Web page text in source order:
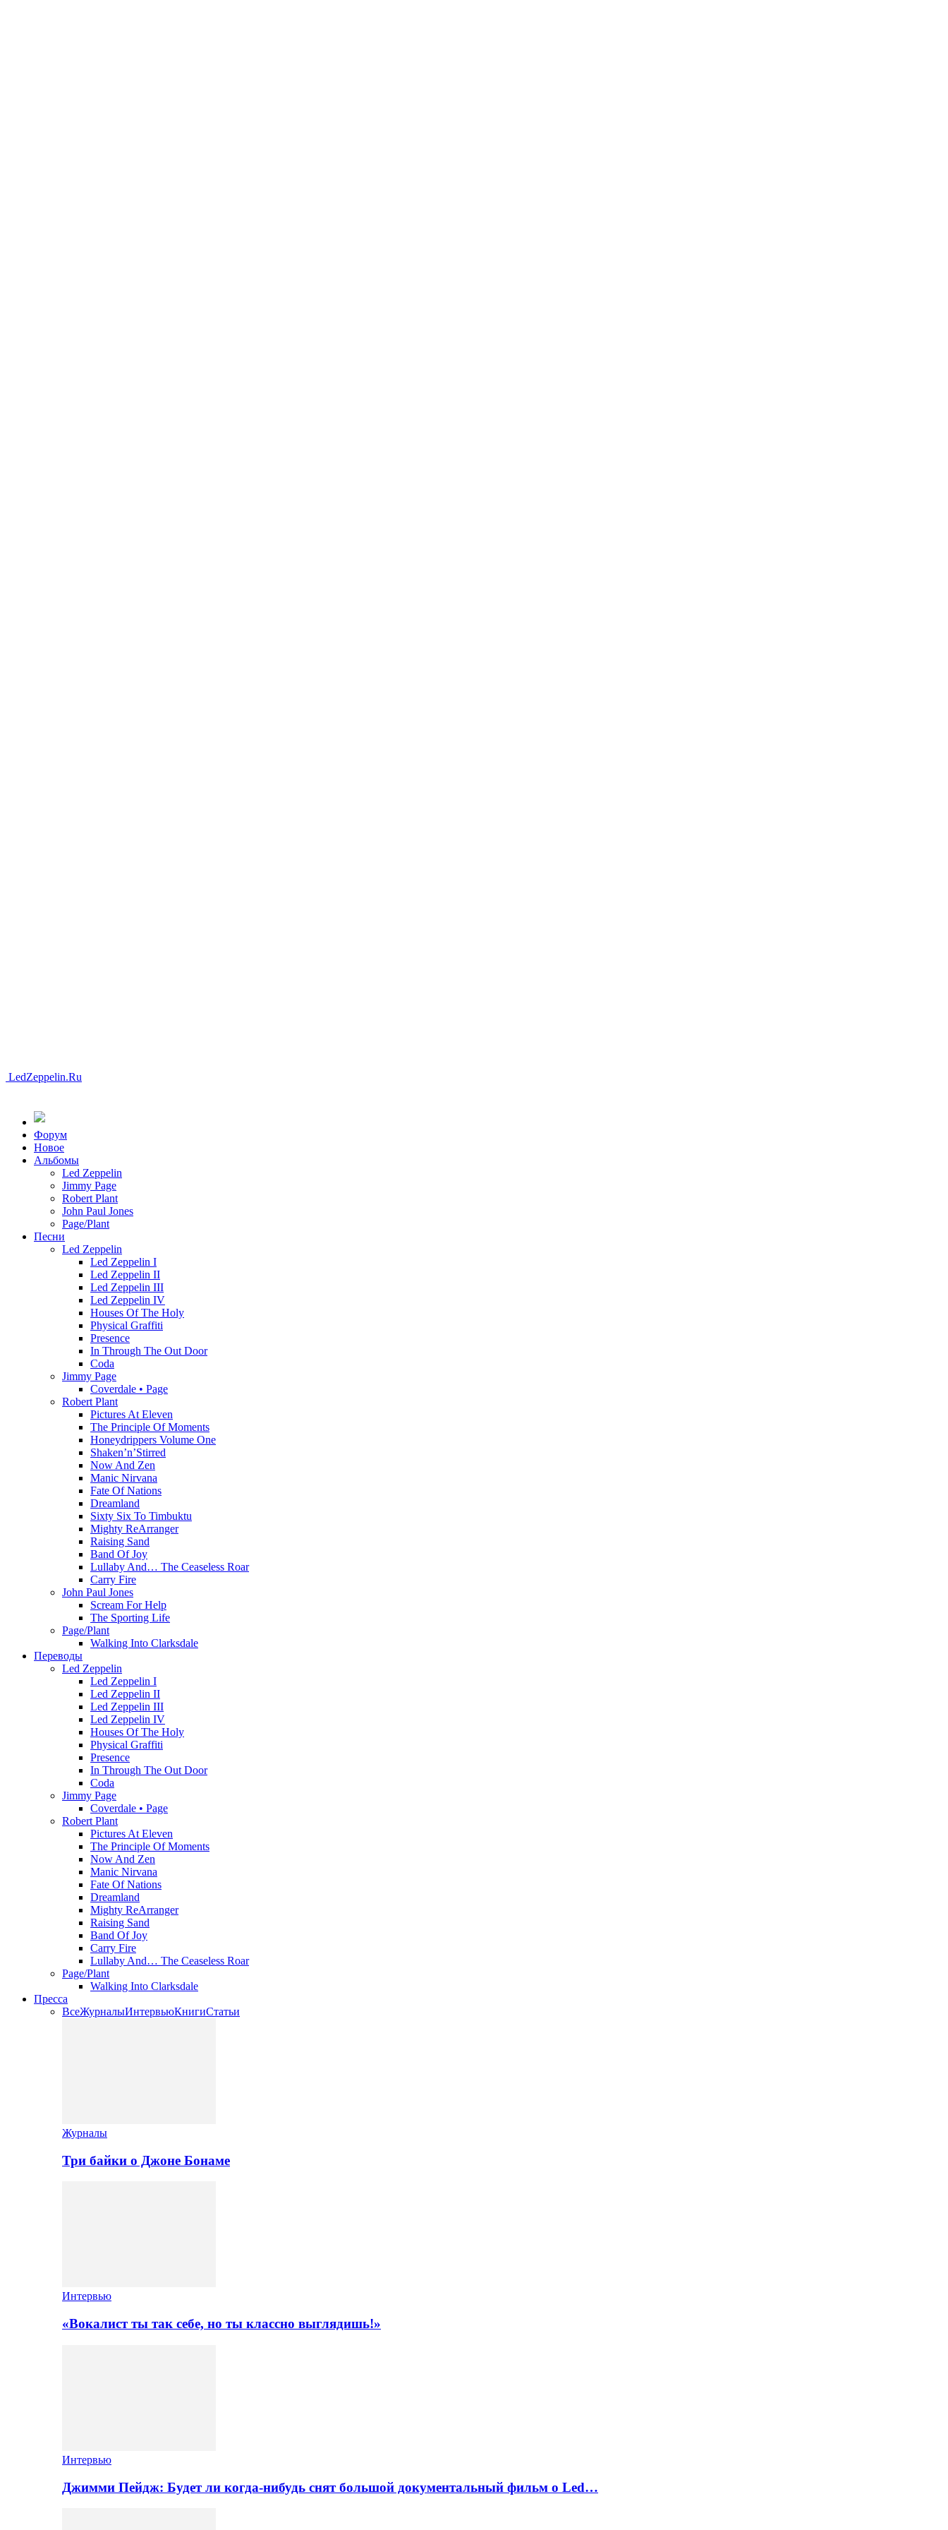
LedZeppelin.Ru
Форум
Новоe
Альбомы
Led Zeppelin
Jimmy Page
Robert Plant
John Paul Jones
Page/Plant
Песни
Led Zeppelin
Led Zeppelin I
Led Zeppelin II
Led Zeppelin III
Led Zeppelin IV
Houses Of The Holy
Physical Graffiti
Presence
In Through The Out Door
Coda
Jimmy Page
Coverdale • Page
Robert Plant
Pictures At Eleven
The Principle Of Moments
Honeydrippers Volume One
Shaken’n’Stirred
Now And Zen
Manic Nirvana
Fate Of Nations
Dreamland
Sixty Six To Timbuktu
Mighty ReArranger
Raising Sand
Band Of Joy
Lullaby And… The Ceaseless Roar
Carry Fire
John Paul Jones
Scream For Help
The Sporting Life
Page/Plant
Walking Into Clarksdale
Переводы
Led Zeppelin
Led Zeppelin I
Led Zeppelin II
Led Zeppelin III
Led Zeppelin IV
Houses Of The Holy
Physical Graffiti
Presence
In Through The Out Door
Coda
Jimmy Page
Coverdale • Page
Robert Plant
Pictures At Eleven
The Principle Of Moments
Now And Zen
Manic Nirvana
Fate Of Nations
Dreamland
Mighty ReArranger
Raising Sand
Band Of Joy
Carry Fire
Lullaby And… The Ceaseless Roar
Page/Plant
Walking Into Clarksdale
Пресса
ВсеЖурналыИнтервьюКнигиСтатьи
Журналы
Три байки о Джоне Бонаме
Интервью
«Вокалист ты так себе, но ты классно выглядишь!»
Интервью
Джимми Пейдж: Будет ли когда-нибудь снят большой документальный фильм о Led…